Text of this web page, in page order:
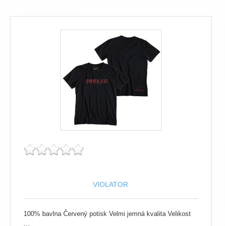
VIOLATOR
100% bavlna Červený potisk Velmi jemná kvalita Velikost